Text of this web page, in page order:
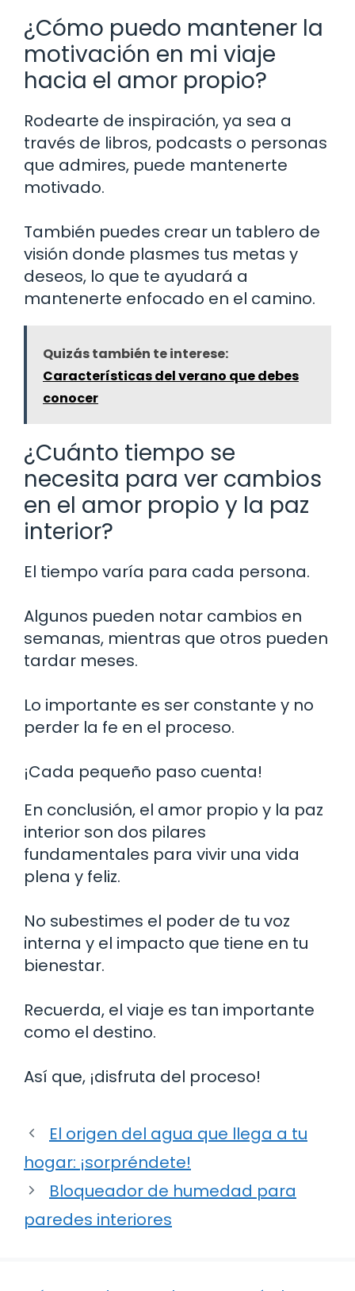
¿Cómo puedo mantener la
motivación en mi viaje
hacia el amor propio?
Rodearte de inspiración, ya sea a
través de libros, podcasts o personas
que admires, puede mantenerte
motivado.
También puedes crear un tablero de
visión donde plasmes tus metas y
deseos, lo que te ayudará a
mantenerte enfocado en el camino.
Quizás también te interese:
Características del verano que debes
conocer
¿Cuánto tiempo se
necesita para ver cambios
en el amor propio y la paz
interior?
El tiempo varía para cada persona.
Algunos pueden notar cambios en
semanas, mientras que otros pueden
tardar meses.
Lo importante es ser constante y no
perder la fe en el proceso.
¡Cada pequeño paso cuenta!
En conclusión, el amor propio y la paz
interior son dos pilares
fundamentales para vivir una vida
plena y feliz.
No subestimes el poder de tu voz
interna y el impacto que tiene en tu
bienestar.
Recuerda, el viaje es tan importante
como el destino.
Así que, ¡disfruta del proceso!
El origen del agua que llega a tu
hogar: ¡sorpréndete!
Bloqueador de humedad para
paredes interiores